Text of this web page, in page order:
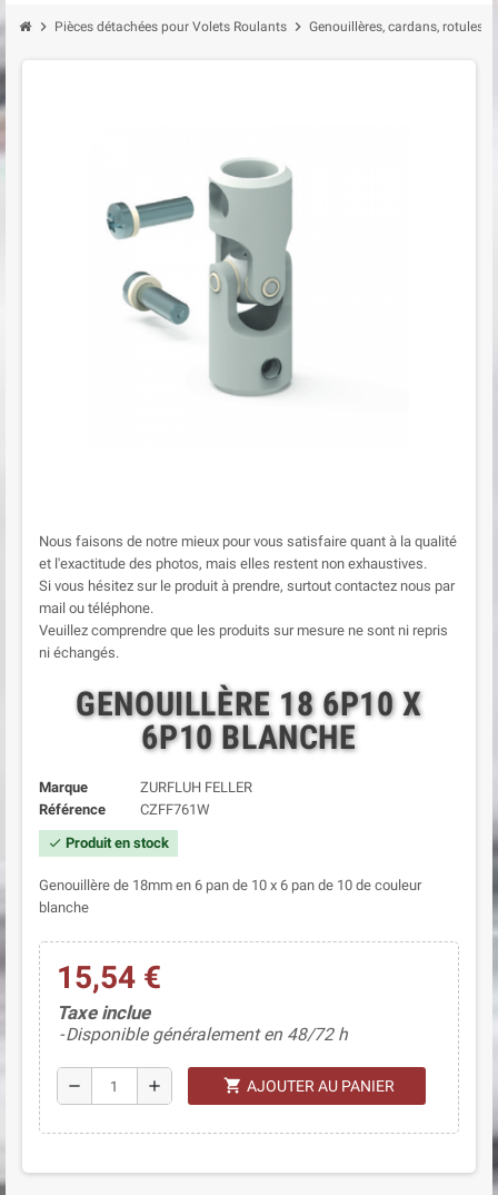
chevron_right Pièces détachées pour Volets Roulants chevron_right Genouillères, cardans, rotules
Nous faisons de notre mieux pour vous satisfaire quant à la qualité
et l'exactitude des photos, mais elles restent non exhaustives.
Si vous hésitez sur le produit à prendre, surtout contactez nous par
mail ou téléphone.
Veuillez comprendre que les produits sur mesure ne sont ni repris
ni échangés.
GENOUILLÈRE 18 6P10 X
6P10 BLANCHE
Marque
ZURFLUH FELLER
Référence
CZFF761W
check Produit en stock
Genouillère de 18mm en 6 pan de 10 x 6 pan de 10 de couleur
blanche
15,54 €
Taxe inclue
Disponible généralement en 48/72 h
remove add shopping_cart AJOUTER AU PANIER